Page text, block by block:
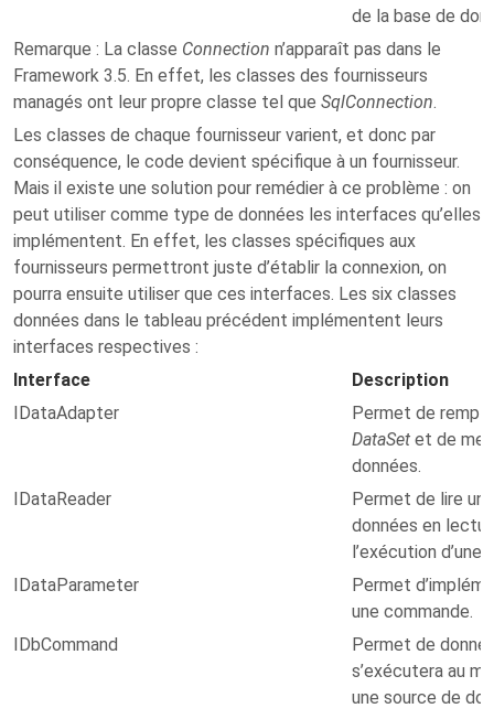
de la base de
Remarque : La classe Connection n’apparaît pas dans le
Framework 3.5. En effet, les classes des fournisseurs
managés ont leur propre classe tel que SqlConnection.
Les classes de chaque fournisseur varient, et donc par
conséquence, le code devient spécifique à un fournisseur.
Mais il existe une solution pour remédier à ce problème : on
peut utiliser comme type de données les interfaces qu’elles
implémentent. En effet, les classes spécifiques aux
fournisseurs permettront juste d’établir la connexion, on
pourra ensuite utiliser que ces interfaces. Les six classes
données dans le tableau précédent implémentent leurs
interfaces respectives :
Interface
Description
IDataAdapter
Permet de
DataSet et de
données.
IDataReader
Permet de lire un
données en
l’exécution d’une
IDataParameter
Permet
une commande.
IDbCommand
Permet de
s’exécutera au
une source de